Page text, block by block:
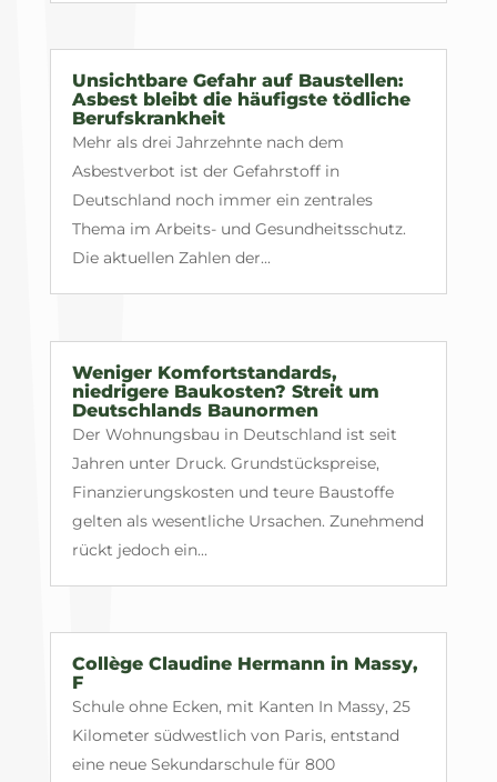
Unsichtbare Gefahr auf Baustellen:
Asbest bleibt die häufigste tödliche
Berufskrankheit
Mehr als drei Jahrzehnte nach dem
Asbestverbot ist der Gefahrstoff in
Deutschland noch immer ein zentrales
Thema im Arbeits- und Gesundheitsschutz.
Die aktuellen Zahlen der...
Weniger Komfortstandards,
niedrigere Baukosten? Streit um
Deutschlands Baunormen
Der Wohnungsbau in Deutschland ist seit
Jahren unter Druck. Grundstückspreise,
Finanzierungskosten und teure Baustoffe
gelten als wesentliche Ursachen. Zunehmend
rückt jedoch ein...
Collège Claudine Hermann in Massy,
F
Schule ohne Ecken, mit Kanten In Massy, 25
Kilometer südwestlich von Paris, entstand
eine neue Sekundarschule für 800